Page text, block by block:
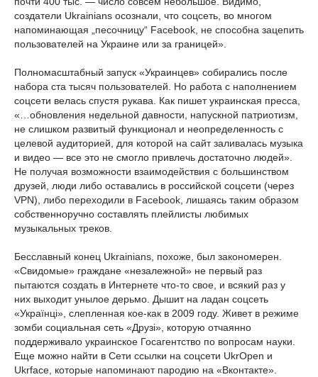
создатели Ukrainians осознали, что соцсеть, во многом
напоминающая „песочницу“ Facebook, не способна зацепить
пользователей на Украине или за границей».
Полномасштабный запуск «Украинцев» собирались после
набора ста тысяч пользователей. Но работа с наполнением
соцсети велась спустя рукава. Как пишет украинская пресса,
«…обновления недельной давности, напускной патриотизм,
не слишком развитый функционал и неопределенность с
целевой аудиторией, для которой на сайт заливалась музыка
и видео — все это не смогло привлечь достаточно людей».
Не получая возможности взаимодействия с большинством
друзей, люди либо оставались в российской соцсети (через
VPN), либо переходили в Facebook, лишаясь таким образом
собственноручно составлять плейлисты любимых
музыкальных треков.
Бесславный конец Ukrainians, похоже, был закономерен.
«Свидомые» граждане «незалежной» не первый раз
пытаются создать в Интернете что-то свое, и всякий раз у
них выходит унылое дерьмо. Дышит на ладан соцсеть
«Українці», слепленная кое-как в 2009 году. Живет в режиме
зомби социальная сеть «Друзі», которую отчаянно
поддерживало украинское Госагентство по вопросам науки.
Еще можно найти в Сети ссылки на соцсети UkrOpen и
Ukrface, которые напоминают пародию на «Вконтакте».